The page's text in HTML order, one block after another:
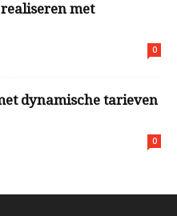
met
0
dynamische tarieven
0